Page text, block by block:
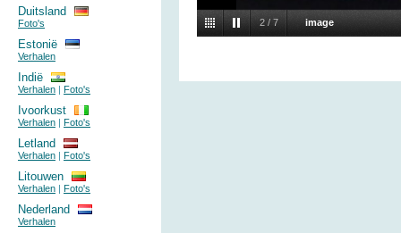
2 / 7 image
Duitsland
Foto's
Estonië
Verhalen
Indië
Verhalen | Foto's
Ivoorkust
Verhalen | Foto's
Letland
Verhalen | Foto's
Litouwen
Verhalen | Foto's
Nederland
Verhalen